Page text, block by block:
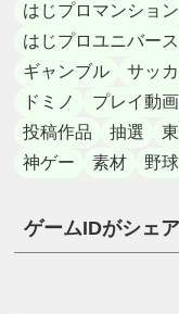
はじプロマンション
はじプロユニバース
ギャンブル
サッ
ドミノ
プレイ動画
投稿作品
抽選
神ゲー
素材 野球
ゲームIDがシェ